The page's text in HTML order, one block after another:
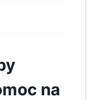
na